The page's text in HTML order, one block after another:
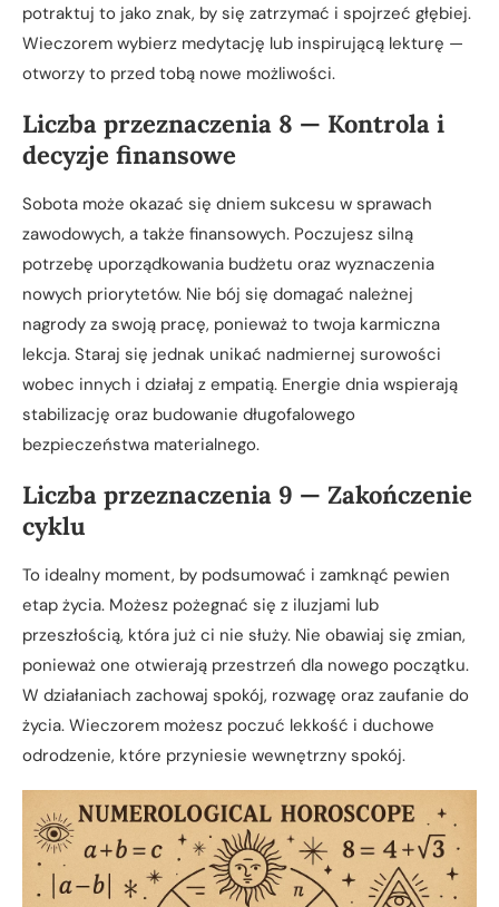
potraktuj to jako znak, by się zatrzymać i spojrzeć głębiej.
Wieczorem wybierz medytację lub inspirującą lekturę —
otworzy to przed tobą nowe możliwości.
Liczba przeznaczenia 8 — Kontrola i
decyzje finansowe
Sobota może okazać się dniem sukcesu w sprawach
zawodowych, a także finansowych. Poczujesz silną
potrzebę uporządkowania budżetu oraz wyznaczenia
nowych priorytetów. Nie bój się domagać należnej
nagrody za swoją pracę, ponieważ to twoja karmiczna
lekcja. Staraj się jednak unikać nadmiernej surowości
wobec innych i działaj z empatią. Energie dnia wspierają
stabilizację oraz budowanie długofalowego
bezpieczeństwa materialnego.
Liczba przeznaczenia 9 — Zakończenie
cyklu
To idealny moment, by podsumować i zamknąć pewien
etap życia. Możesz pożegnać się z iluzjami lub
przeszłością, która już ci nie służy. Nie obawiaj się zmian,
ponieważ one otwierają przestrzeń dla nowego początku.
W działaniach zachowaj spokój, rozwagę oraz zaufanie do
życia. Wieczorem możesz poczuć lekkość i duchowe
odrodzenie, które przyniesie wewnętrzny spokój.